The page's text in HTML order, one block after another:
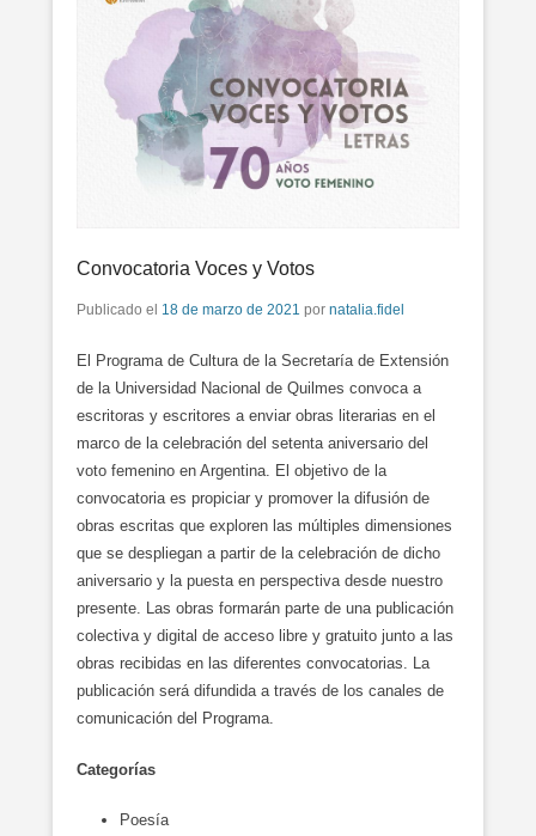
Convocatoria Voces y Votos
Publicado el 18 de marzo de 2021 por natalia.fidel
El Programa de Cultura de la Secretaría de Extensión
de la Universidad Nacional de Quilmes convoca a
escritoras y escritores a enviar obras literarias en el
marco de la celebración del setenta aniversario del
voto femenino en Argentina. El objetivo de la
convocatoria es propiciar y promover la difusión de
obras escritas que exploren las múltiples dimensiones
que se despliegan a partir de la celebración de dicho
aniversario y la puesta en perspectiva desde nuestro
presente. Las obras formarán parte de una publicación
colectiva y digital de acceso libre y gratuito junto a las
obras recibidas en las diferentes convocatorias. La
publicación será difundida a través de los canales de
comunicación del Programa.
Categorías
Poesía